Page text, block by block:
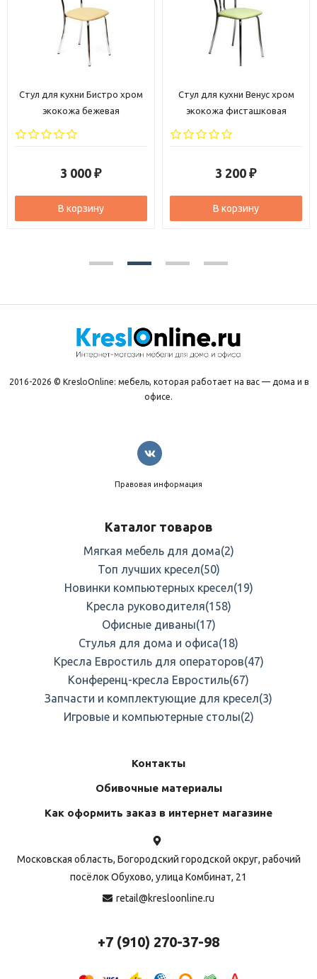
Стул для кухни Бистро хром
экокожа бежевая
3 000 ₽
В корзину
Стул для кухни Венус хром
экокожа фисташковая
3 200 ₽
В корзину
2016-2026 © KresloOnline: мебель, которая работает на вас — дома и в
офисе.
Правовая информация
Каталог товаров
Мягкая мебель для дома(2)
Топ лучших кресел(50)
Новинки компьютерных кресел(19)
Кресла руководителя(158)
Офисные диваны(17)
Стулья для дома и офиса(18)
Кресла Евростиль для операторов(47)
Конференц-кресла Евростиль(67)
Запчасти и комплектующие для кресел(3)
Игровые и компьютерные столы(2)
Контакты
Обивочные материалы
Как оформить заказ в интернет магазине
Московская область, Богородский городской округ, рабочий
посёлок Обухово, улица Комбинат, 21
retail@kresloonline.ru
+7 (910) 270-37-98